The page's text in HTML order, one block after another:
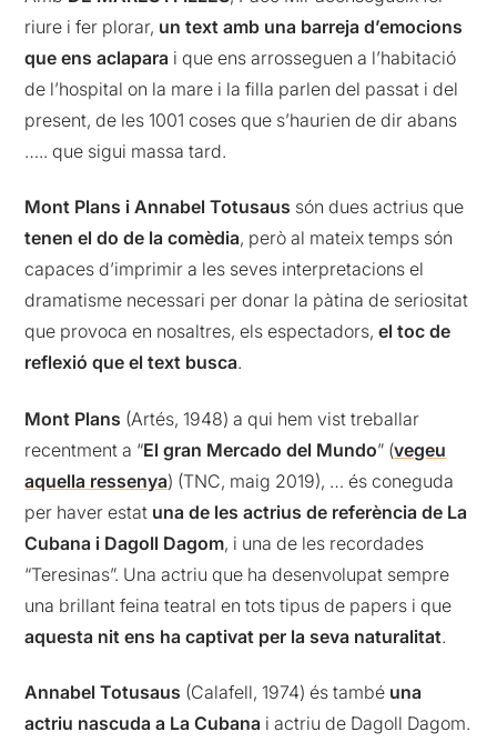
riure i fer plorar, un text amb una barreja d’emocions
que ens aclapara i que ens arrosseguen a l’habitació
de l’hospital on la mare i la filla parlen del passat i del
present, de les 1001 coses que s’haurien de dir abans
….. que sigui massa tard.
Mont Plans i Annabel Totusaus són dues actrius que
tenen el do de la comèdia, però al mateix temps són
capaces d’imprimir a les seves interpretacions el
dramatisme necessari per donar la pàtina de seriositat
que provoca en nosaltres, els espectadors,el toc de
reflexió que el text busca.
Mont Plans (Artés, 1948) a qui hem vist treballar
recentment a “El gran Mercado del Mundo” (vegeu
aquella ressenya) (TNC, maig 2019), … és coneguda
per haver estat una de les actrius de referència de La
Cubana i Dagoll Dagom, i una de les recordades
“Teresinas”. Una actriu que ha desenvolupat sempre
una brillant feina teatral en tots tipus de papers i que
aquesta nit ens ha captivat per la seva naturalitat.
Annabel Totusaus (Calafell, 1974) és també una
actriu nascuda a La Cubana i actriu de Dagoll Dagom.